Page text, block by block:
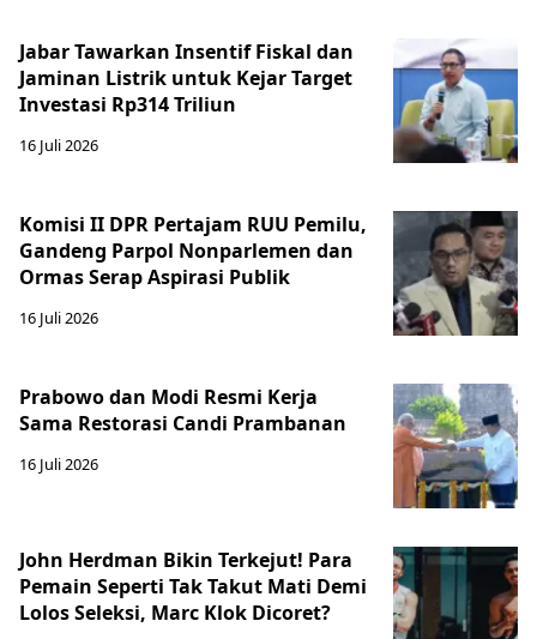
Jabar Tawarkan Insentif Fiskal dan
Jaminan Listrik untuk Kejar Target
Investasi Rp314 Triliun
16 Juli 2026
Komisi II DPR Pertajam RUU Pemilu,
Gandeng Parpol Nonparlemen dan
Ormas Serap Aspirasi Publik
16 Juli 2026
Prabowo dan Modi Resmi Kerja
Sama Restorasi Candi Prambanan
16 Juli 2026
John Herdman Bikin Terkejut! Para
Pemain Seperti Tak Takut Mati Demi
Lolos Seleksi, Marc Klok Dicoret?